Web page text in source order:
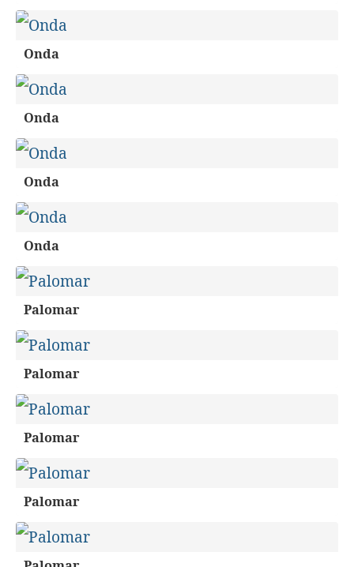
Onda
Onda
Onda
Onda
Palomar
Palomar
Palomar
Palomar